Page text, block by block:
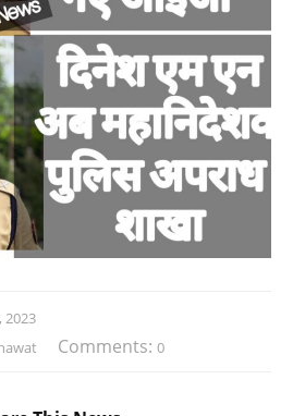
2023
Comments: 0